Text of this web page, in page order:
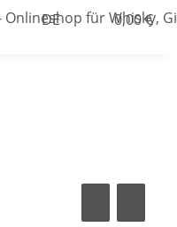
DE 0,00 €